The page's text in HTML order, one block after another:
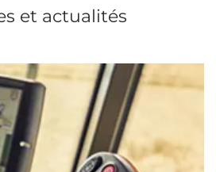
et actualités